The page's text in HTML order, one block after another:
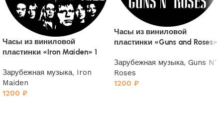
Часы из виниловой
пластинки «Iron Maiden» 1
Зарубежная музыка, Iron
Maiden
1200 ₽
Часы из виниловой
пластинки «Guns and Roses»
Зарубежная музыка, Guns N’
Roses
1200 ₽